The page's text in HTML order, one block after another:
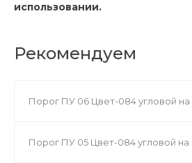
использовании.
Рекомендуем
Порог ПУ 06 Цвет-084 угловой на
Порог ПУ 05 Цвет-084 угловой на